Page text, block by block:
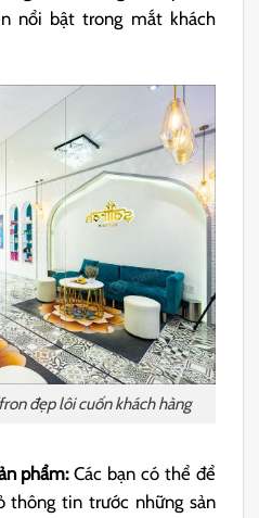
nổi bật trong mắt khách
đẹp lôi cuốn khách hàng
phẩm:Các bạn có thể để
thông tin trước những sản